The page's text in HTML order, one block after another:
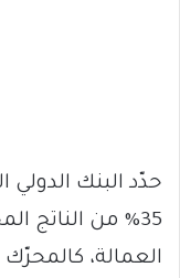
حدّد البنك الدولي
العمالة، كالمحرّك